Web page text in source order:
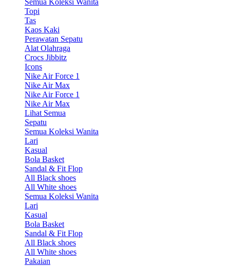
Topi
Tas
Kaos Kaki
Perawatan Sepatu
Alat Olahraga
Crocs Jibbitz
Icons
Nike Air Force 1
Nike Air Max
Nike Air Force 1
Nike Air Max
Lihat Semua
Sepatu
Semua Koleksi Wanita
Lari
Kasual
Bola Basket
Sandal & Fit Flop
All Black shoes
All White shoes
Semua Koleksi Wanita
Lari
Kasual
Bola Basket
Sandal & Fit Flop
All Black shoes
All White shoes
Pakaian